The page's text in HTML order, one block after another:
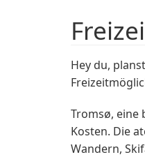
Hey du,
Tromsø, eine
Kosten. Die
Wandern,